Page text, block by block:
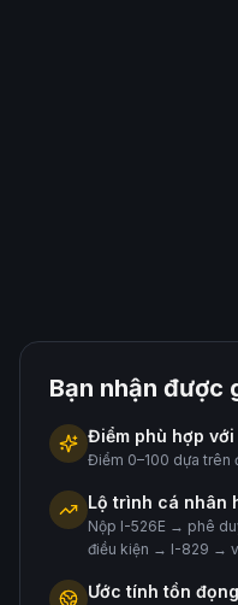
Bạn nhận được
Điểm phù hợp với
Điểm 0–100 dựa trên
Lộ trình cá nhân
Nộp I-526E → phê
điều kiện → I-829 →
Ước tính tồn